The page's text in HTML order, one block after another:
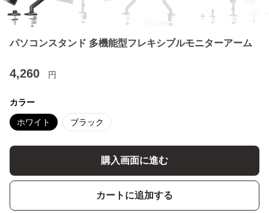
パソコンスタンド 多機能型フレキシブルモニターアーム
4,260 円
カラー
ホワイト ブラック
購入画面に進む
カートに追加する